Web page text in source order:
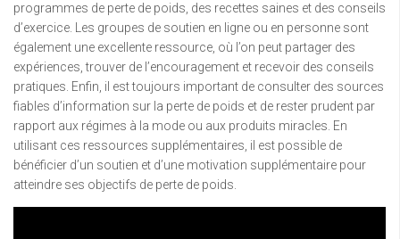
programmes de perte de poids, des recettes saines et des conseils
d’exercice. Les groupes de soutien en ligne ou en personne sont
également une excellente ressource, où l’on peut partager des
expériences, trouver de l’encouragement et recevoir des conseils
pratiques. Enfin, il est toujours important de consulter des sources
fiables d’information sur la perte de poids et de rester prudent par
rapport aux régimes à la mode ou aux produits miracles. En
utilisant ces ressources supplémentaires, il est possible de
bénéficier d’un soutien et d’une motivation supplémentaire pour
atteindre ses objectifs de perte de poids.